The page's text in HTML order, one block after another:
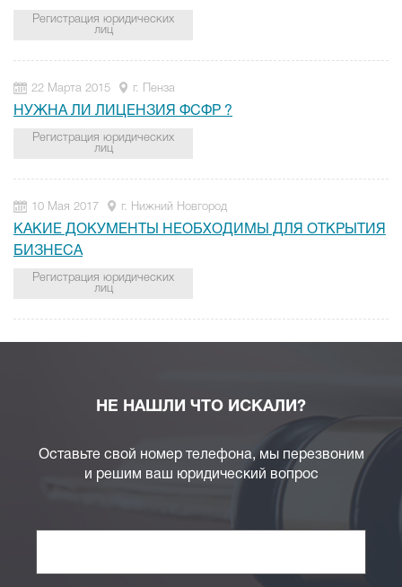
Регистрация юридических
лиц
22 Марта 2015 г. Пенза
НУЖНА ЛИ ЛИЦЕНЗИЯ ФСФР ?
Регистрация юридических
лиц
10 Мая 2017 г. Нижний Новгород
КАКИЕ ДОКУМЕНТЫ НЕОБХОДИМЫ ДЛЯ ОТКРЫТИЯ
БИЗНЕСА
Регистрация юридических
лиц
НЕ НАШЛИ ЧТО ИСКАЛИ?
Оставьте свой номер телефона, мы перезвоним
и решим ваш юридический вопрос